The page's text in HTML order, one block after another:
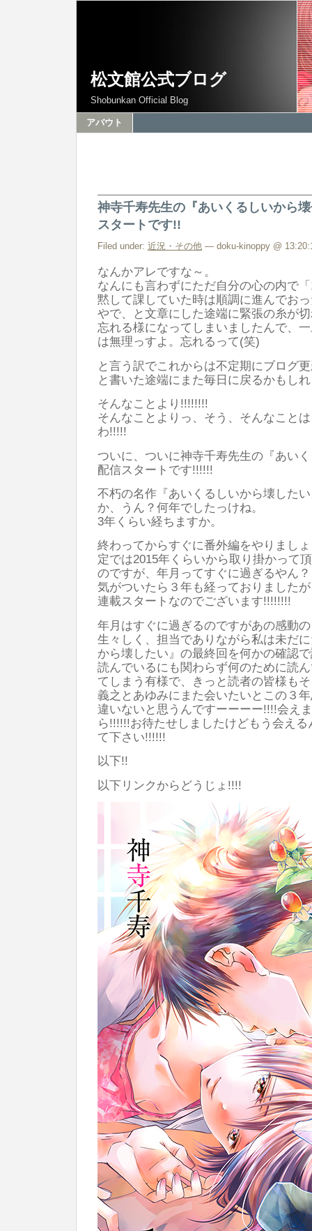
松文館公式ブログ
Shobunkan Official Blog
アバウト
神寺千寿先生の『あいくるしいから
スタートです!!
Filed under: 近況・その他 — doku-kinoppy @
なんかアレですな～。
なんにも言わずにただ自分の心の内で
黙して課していた時は順調に進んでお
やで、と文章にした途端に緊張の糸が
忘れる様になってしまいましたんで、
は無理っすよ。忘れるって(笑)
と言う訳でこれからは不定期にブログ
と書いた途端にまた毎日に戻るかもし
そんなことより!!!!!!!!
そんなことよりっ、そう、そんなこと
わ!!!!!
ついに、ついに神寺千寿先生の『あい
配信スタートです!!!!!!
不朽の名作『あいくるしいから壊した
か、うん？何年でしたっけね。
3年くらい経ちますか。
終わってからすぐに番外編をやりまし
定では2015年くらいから取り掛かって
のですが、年月ってすぐに過ぎるやん？
気がついたら３年も経っておりました
連載スタートなのでございます!!!!!!!!
年月はすぐに過ぎるのですがあの感動
生々しく、担当でありながら私は未だ
から壊したい』の最終回を何かの確認
読んでいるにも関わらず何のために読
てしまう有様で、きっと読者の皆様も
義之とあゆみにまた会いたいとこの３
違いないと思うんですーーーー!!!!会え
ら!!!!!!お待たせしましたけどもう会え
て下さい!!!!!!
以下!!
以下リンクからどうじょ!!!!